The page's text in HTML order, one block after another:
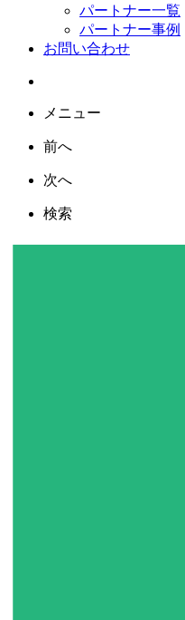
パートナー一覧
パートナー事例
お問い合わせ
メニュー
前へ
次へ
検索